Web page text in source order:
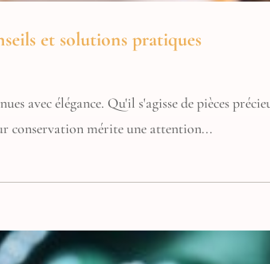
et solutions pratiques
avec élégance. Qu'il s'agisse de pièces
conservation mérite une attention...